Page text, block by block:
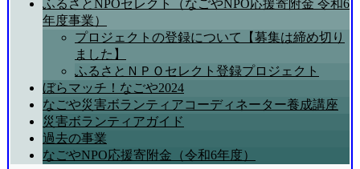
ふるさとNPOセレクト（なごやNPO応援寄附金 令和6
年度事業）
プロジェクトの登録について【募集は締め切り
ました】
ふるさとＮＰＯセレクト登録プロジェクト
ぼらマッチ！なごや2024
なごや災害ボランティアコーディネーター養成講座
災害ボランティアガイド
過去の事業
なごやNPO応援寄附金（令和6年度）